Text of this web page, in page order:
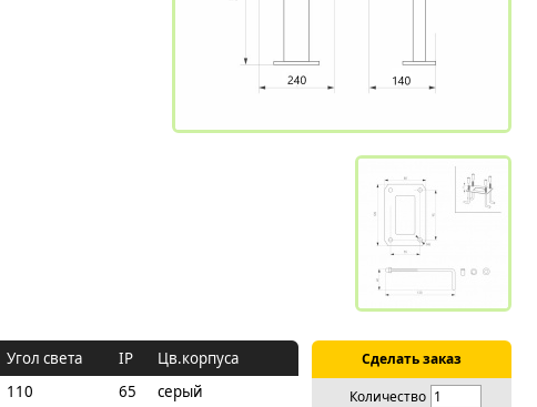
Угол света IP
Цв.корпуса
110 65 серый
Сделать заказ
Количество